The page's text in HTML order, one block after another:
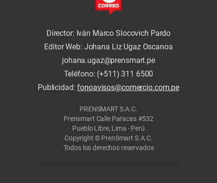
Director: Iván Marco Slocovich Pardo
Editor Web: Johana Liz Ugaz Oscanoa
johana.ugaz@prensmart.pe
Teléfono: (+511) 311 6500
Publicidad:fonoavisos@comercio.com.pe
PRENSMART S.A.C.
Prensmart Calle Paracas #532
Pueblo Libre, Lima - Perú
Copyright © PrenSmart S.A.C.
Todos los derechos reservados